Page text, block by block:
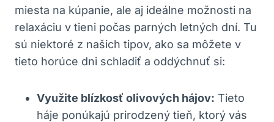
miesta na kúpanie, ale aj ideálne možnosti na
relaxáciu v tieni počas parných letných dní. Tu
sú niektoré z našich tipov, ako sa môžete v
tieto horúce dni schladiť a oddýchnuť si:
Využite blízkosť olivových hájov: Tieto
háje ponúkajú prirodzený tieň, ktorý vás